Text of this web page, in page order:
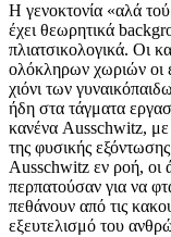
H γενοκτονία «αλά
έχει θεωρητικά
πλιατσικολογικά. Oι
ολόκληρων χωριών οι
χιόνι των
ήδη στα τάγματα
κανένα Ausschwitz, με
της φυσικής
Ausschwitz εν ροή, οι
περπατούσαν για να
πεθάνουν από τις
εξευτελισμό του